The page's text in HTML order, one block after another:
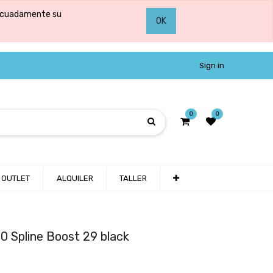
su
OK
Sign in
0 0
OUTLET ALQUILER TALLER
Spline Boost 29 black